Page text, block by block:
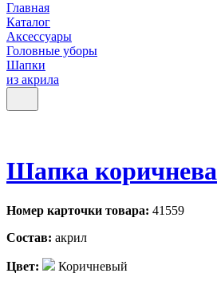
Главная
Каталог
Аксессуары
Головные уборы
Шапки
из акрила
Шапка
Номер карточки товара: 41559
Состав: акрил
Цвет:
Коричневый